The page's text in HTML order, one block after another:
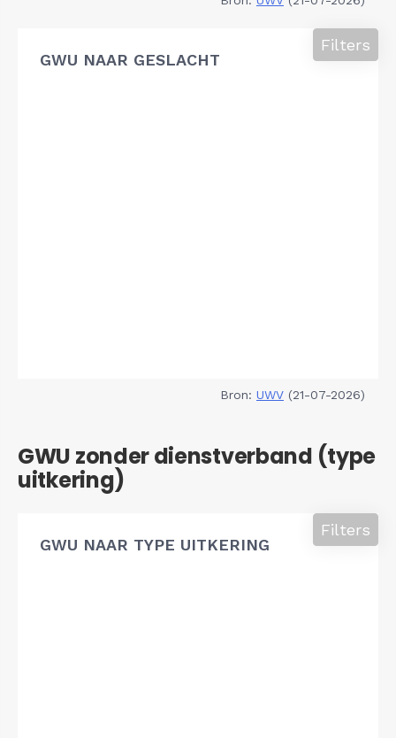
GWU NAAR GESLACHT
Filters
Bron: UWV (21-07-2026)
GWU zonder dienstverband (type
uitkering)
GWU NAAR TYPE UITKERING
Filters